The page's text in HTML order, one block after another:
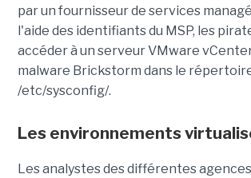
par un fournisseur de services
l'aide des identifiants du MSP, les
accéder à un serveur VMware
malware Brickstorm dans le
/etc/sysconfig/.
Les environnements
Les analystes des différentes